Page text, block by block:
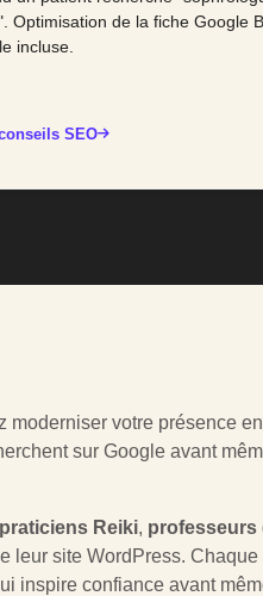
Optimisation de la fiche Google
incluse.
SEO
votre présence
sur Google avant
praticiens Reiki, professeurs
leur site WordPress.
inspire confiance avant